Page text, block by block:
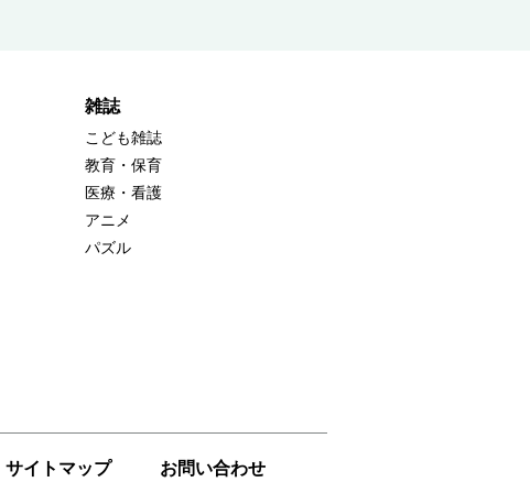
雑誌
こども雑誌
教育・保育
医療・看護
アニメ
パズル
サイトマップ お問い合わせ